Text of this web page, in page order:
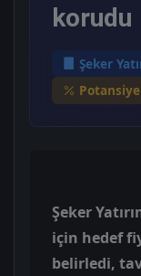
korudu
Şeker
Şeker
için hedef
belirledi,